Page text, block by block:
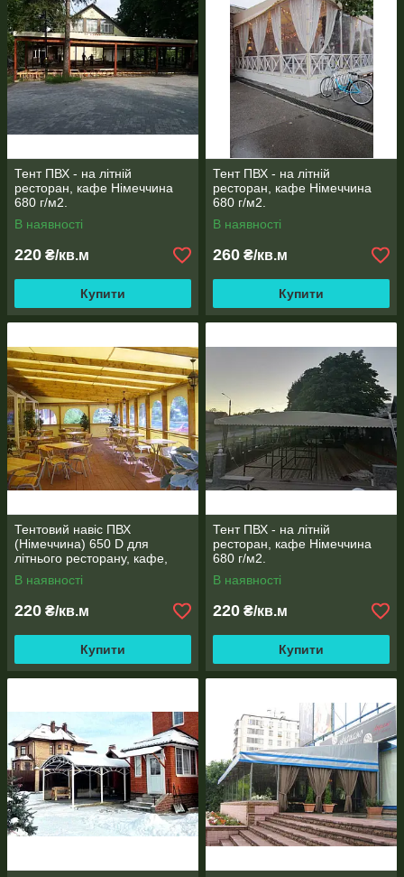
Тент ПВХ - на літній
ресторан, кафе Німеччина
680 г/м2.
В наявності
220 ₴/кв.м
Купити
Тент ПВХ - на літній
ресторан, кафе Німеччина
680 г/м2.
В наявності
260 ₴/кв.м
Купити
Тентовий навіс ПВХ
(Німеччина) 650 D для
літнього ресторану, кафе,
павільйони
В наявності
220 ₴/кв.м
Купити
Тент ПВХ - на літній
ресторан, кафе Німеччина
680 г/м2.
В наявності
220 ₴/кв.м
Купити